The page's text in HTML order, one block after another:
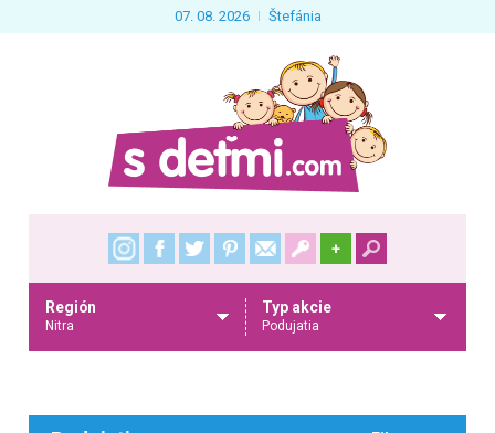
07. 08. 2026 Štefánia
+
Región
Nitra
Typ akcie
Podujatia